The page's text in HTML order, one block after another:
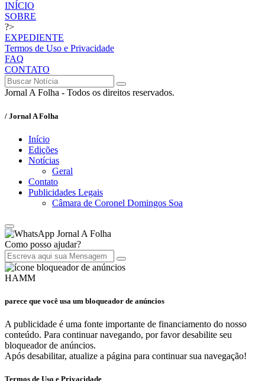
INÍCIO
SOBRE
?>
EXPEDIENTE
Termos de Uso e Privacidade
FAQ
CONTATO
Jornal A Folha - Todos os direitos reservados.
/ Jornal A Folha
Início
Edições
Notícias
Geral
Contato
Publicidades Legais
Câmara de Coronel Domingos Soa
Jornal A Folha
Como posso ajudar?
HAMM
parece que você usa um bloqueador de anúncios
A publicidade é uma fonte importante de financiamento do nosso
conteúdo. Para continuar navegando, por favor desabilite seu
bloqueador de anúncios.
Após desabilitar, atualize a página para continuar sua navegação!
Termos de Uso e Privacidade